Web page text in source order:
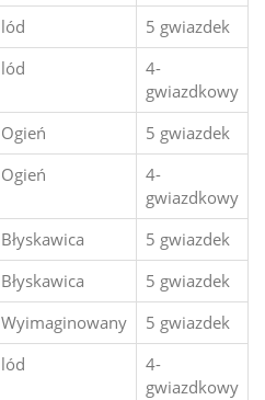
lód
5 gwiazdek
lód
4-
gwiazdkowy
Ogień
5 gwiazdek
Ogień
4-
gwiazdkowy
Błyskawica
5 gwiazdek
Błyskawica
5 gwiazdek
Wyimaginowany
5 gwiazdek
lód
4-
gwiazdkowy